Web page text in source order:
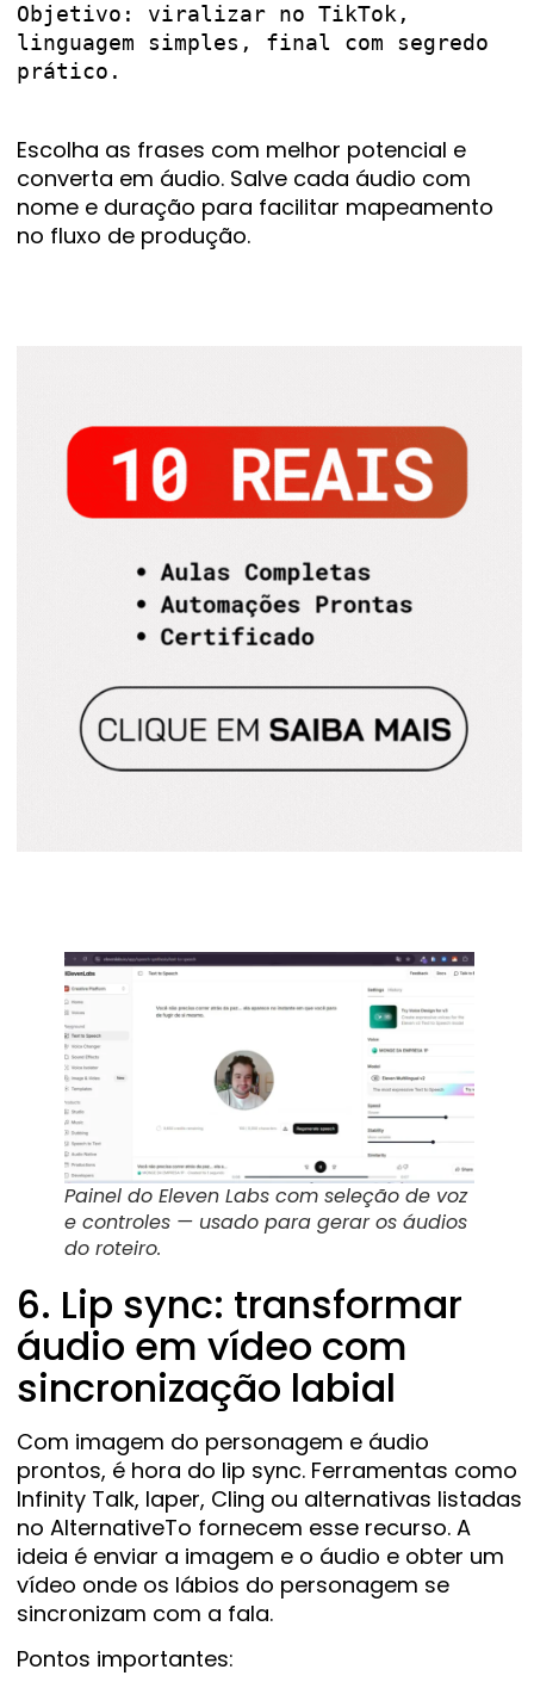
Objetivo: viralizar no TikTok,
linguagem simples, final com segredo
prático.
Escolha as frases com melhor potencial e
converta em áudio. Salve cada áudio com
nome e duração para facilitar mapeamento
no fluxo de produção.
Painel do Eleven Labs com seleção de voz
e controles — usado para gerar os áudios
do roteiro.
6. Lip sync: transformar
áudio em vídeo com
sincronização labial
Com imagem do personagem e áudio
prontos, é hora do lip sync. Ferramentas como
Infinity Talk, Iaper, Cling ou alternativas listadas
no AlternativeTo fornecem esse recurso. A
ideia é enviar a imagem e o áudio e obter um
vídeo onde os lábios do personagem se
sincronizam com a fala.
Pontos importantes: